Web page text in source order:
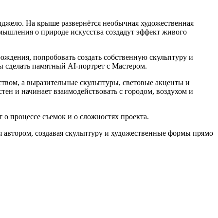
На крыше развернётся необычная художественная
о природе искусства создадут эффект живого
попробовать создать собственную скульптуру и
памятный AI-портрет с Мастером.
а выразительные скульптуры, световые акценты и
и начинает взаимодействовать с городом, воздухом и
процессе съемок и о сложностях проекта.
создавая скульптуру и художественные формы прямо